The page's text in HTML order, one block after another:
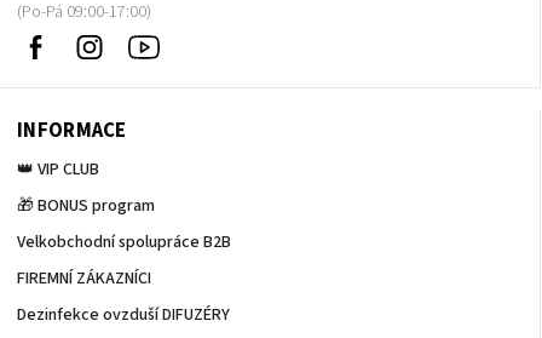
Facebook Instagram
na
INFORMACE
👑 VIP CLUB
🎁 BONUS program
Velkobchodní spolupráce B2B
FIREMNÍ ZÁKAZNÍCI
Dezinfekce ovzduší DIFUZÉRY